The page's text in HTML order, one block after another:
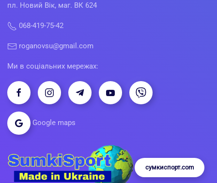
пл. Новий Вік, маг. ВК 624
068-419-75-42
roganovsu@gmail.com
Ми в соціальних мережах:
Google maps
сумкиспорт.com